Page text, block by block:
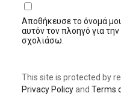
Αποθήκευσε το όνομά
αυτόν τον πλοηγό για
σχολιάσω.
This site is protected by
Privacy Policyand Terms